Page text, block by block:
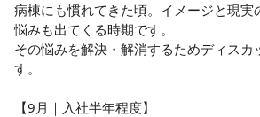
病棟にも慣れてきた頃。イメージと現実
悩みも出てくる時期です。
その悩みを解決・解消するためディスカ
す。
【9月｜入社半年程度】